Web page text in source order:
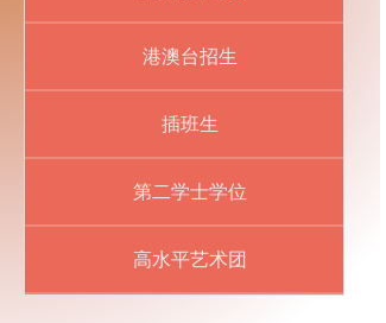
港澳台招生
插班生
第二学士学位
高水平艺术团